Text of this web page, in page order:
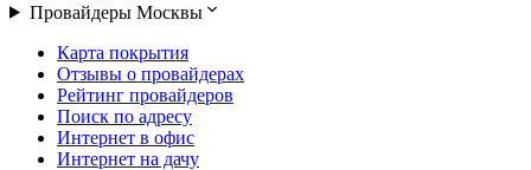
Провайдеры Москвы
Карта покрытия
Отзывы о провайдерах
Рейтинг провайдеров
Поиск по адресу
Интернет в офис
Интернет на дачу